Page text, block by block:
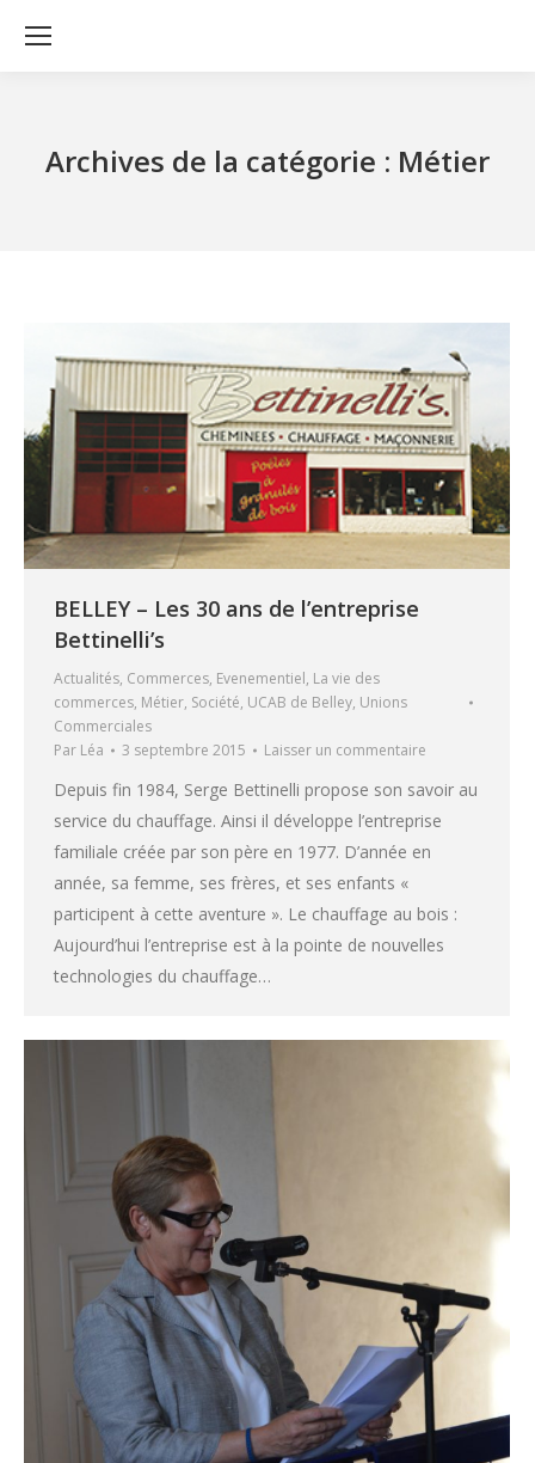
Archives de la catégorie : Métier
BELLEY – Les 30 ans de l’entreprise
Bettinelli’s
Actualités, Commerces, Evenementiel, La vie des
commerces, Métier, Société, UCAB de Belley, Unions
Commerciales
Par Léa 3 septembre 2015 Laisser un commentaire
Depuis fin 1984, Serge Bettinelli propose son savoir au
service du chauffage. Ainsi il développe l’entreprise
familiale créée par son père en 1977. D’année en
année, sa femme, ses frères, et ses enfants «
participent à cette aventure ». Le chauffage au bois :
Aujourd’hui l’entreprise est à la pointe de nouvelles
technologies du chauffage…